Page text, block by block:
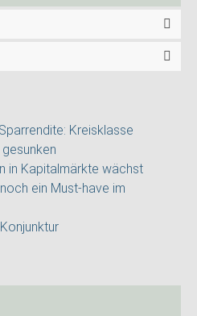
Kreisklasse
in Kapitalmärkte wächst
ein Must-have im